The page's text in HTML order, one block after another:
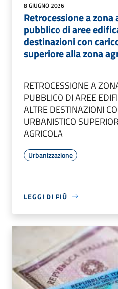
8 GIUGNO 2026
Retrocessione a zona
pubblico di aree
destinazioni con
superiore alla zona
RETROCESSIONE A
PUBBLICO DI AREE
ALTRE DESTINAZIONI
URBANISTICO
AGRICOLA
Urbanizzazione
LEGGI DI PIÙ